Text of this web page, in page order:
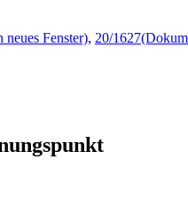
Fenster), 20/1627